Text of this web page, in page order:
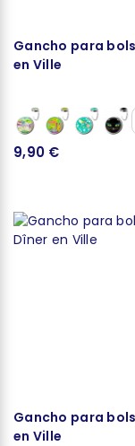
Gancho para
en Ville
9,90 €
Gancho para
en Ville